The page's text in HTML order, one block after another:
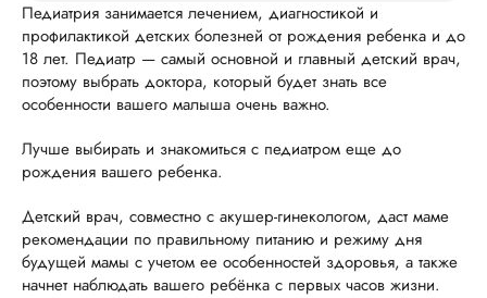
Педиатрия занимается лечением, диагностикой и
профилактикой детских болезней от рождения ребенка и до
18 лет. Педиатр — самый основной и главный детский врач,
поэтому выбрать доктора, который будет знать все
особенности вашего малыша очень важно.
Лучше выбирать и знакомиться с педиатром еще до
рождения вашего ребенка.
Детский врач, совместно с акушер-гинекологом, даст маме
рекомендации по правильному питанию и режиму дня
будущей мамы с учетом ее особенностей здоровья, а также
начнет наблюдать вашего ребёнка с первых часов жизни.